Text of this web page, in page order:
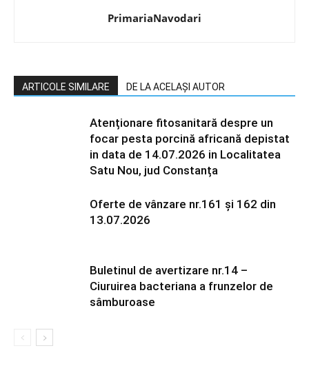
PrimariaNavodari
ARTICOLE SIMILARE DE LA ACELAȘI AUTOR
Atenționare fitosanitară despre un
focar pesta porcină africană depistat
in data de 14.07.2026 in Localitatea
Satu Nou, jud Constanța
Oferte de vânzare nr.161 și 162 din
13.07.2026
Buletinul de avertizare nr.14 –
Ciuruirea bacteriana a frunzelor de
sâmburoase